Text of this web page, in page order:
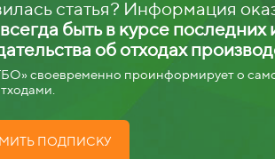
статья? Информация
быть в курсе
об отходах
своевременно проинформирует о
ПОДПИСКУ